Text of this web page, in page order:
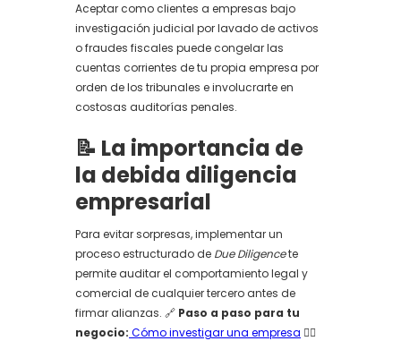
Aceptar como clientes a empresas bajo
investigación judicial por lavado de activos
o fraudes fiscales puede congelar las
cuentas corrientes de tu propia empresa por
orden de los tribunales e involucrarte en
costosas auditorías penales.
📝 La importancia de
la debida diligencia
empresarial
Para evitar sorpresas, implementar un
proceso estructurado de Due Diligencete
permite auditar el comportamiento legal y
comercial de cualquier tercero antes de
firmar alianzas. 🔗 Paso a paso para tu
negocio: Cómo investigar una empresa 🕵️‍♂️